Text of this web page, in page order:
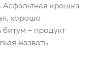
Асфальтная крошка
хорошо
битум – продукт
назвать